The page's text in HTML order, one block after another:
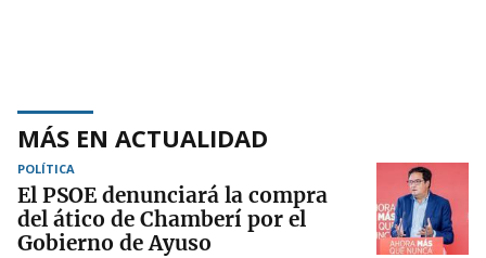
MÁS EN ACTUALIDAD
POLÍTICA
El PSOE denunciará la compra
del ático de Chamberí por el
Gobierno de Ayuso